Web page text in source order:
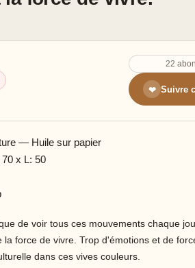
22
❤ Suivre
— Huile sur papier
70 x L: 50
de voir tous ces mouvements chaque
la force de vivre. Trop d'émotions et de
dans ces vives couleurs.